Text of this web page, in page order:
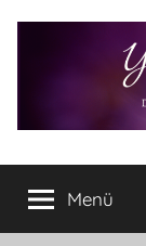
Yvis
Lifestyle
Blog
Menü